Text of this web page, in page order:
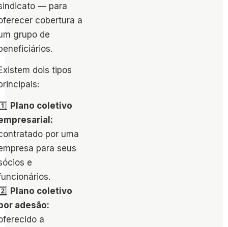
— para
cobertura a
grupo de
dois tipos
Plano coletivo
por uma
para seus
e
Plano coletivo
adesão:
a